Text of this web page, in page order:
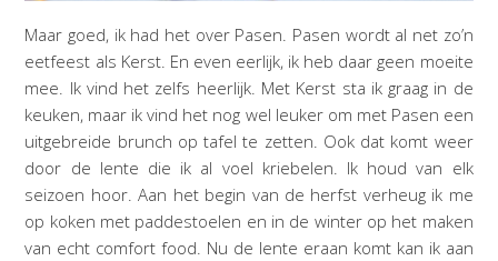
Maar goed, ik had het over Pasen. Pasen wordt al net zo’n
eetfeest als Kerst. En even eerlijk, ik heb daar geen moeite
mee. Ik vind het zelfs heerlijk. Met Kerst sta ik graag in de
keuken, maar ik vind het nog wel leuker om met Pasen een
uitgebreide brunch op tafel te zetten. Ook dat komt weer
door de lente die ik al voel kriebelen. Ik houd van elk
seizoen hoor. Aan het begin van de herfst verheug ik me
op koken met paddestoelen en in de winter op het maken
van echt comfort food. Nu de lente eraan komt kan ik aan